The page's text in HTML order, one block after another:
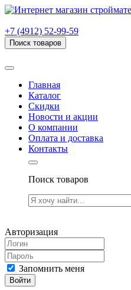
+7 (4912) 52-99-59
Поиск товаров
Главная
Каталог
Скидки
Новости и акции
О компании
Оплата и доставка
Контакты
Поиск товаров
Авторизация
Запомнить меня
Войти